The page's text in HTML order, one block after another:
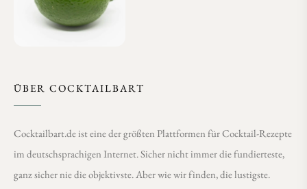
ÜBER COCKTAILBART
Cocktailbart.de ist eine der größten Plattformen für Cocktail-Rezepte
im deutschsprachigen Internet. Sicher nicht immer die fundierteste,
ganz sicher nie die objektivste. Aber wie wir finden, die lustigste.